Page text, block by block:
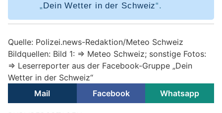
„Dein Wetter in der Schweiz“.
Quelle: Polizei.news-Redaktion/Meteo Schweiz
Bildquellen: Bild 1: => Meteo Schweiz; sonstige Fotos:
=> Leserreporter aus der Facebook-Gruppe „Dein
Wetter in der Schweiz“
Mail
Facebook Whatsapp